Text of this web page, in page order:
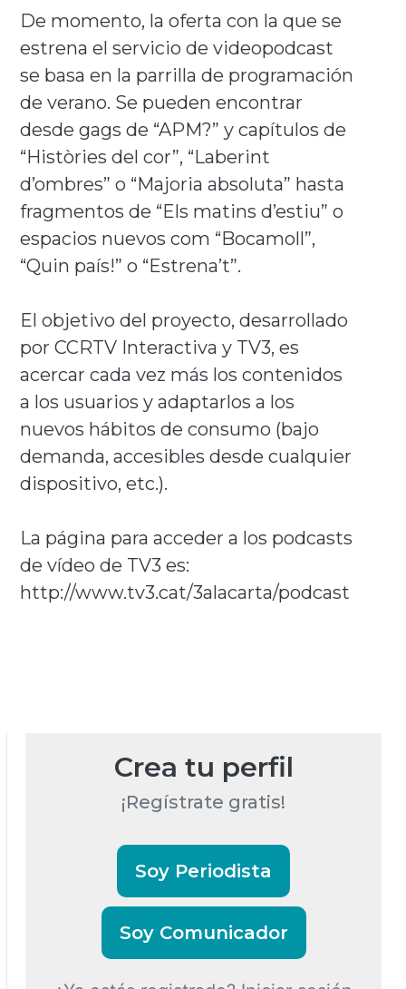
De momento, la oferta con la que se
estrena el servicio de videopodcast
se basa en la parrilla de programación
de verano. Se pueden encontrar
desde gags de “APM?” y capítulos de
“Històries del cor”, “Laberint
d’ombres” o “Majoria absoluta” hasta
fragmentos de “Els matins d’estiu” o
espacios nuevos com “Bocamoll”,
“Quin país!” o “Estrena’t”.
El objetivo del proyecto, desarrollado
por CCRTV Interactiva y TV3, es
acercar cada vez más los contenidos
a los usuarios y adaptarlos a los
nuevos hábitos de consumo (bajo
demanda, accesibles desde cualquier
dispositivo, etc.).
La página para acceder a los podcasts
de vídeo de TV3 es:
http://www.tv3.cat/3alacarta/podcast
Crea tu perfil
¡Regístrate gratis!
Soy Periodista
Soy Comunicador